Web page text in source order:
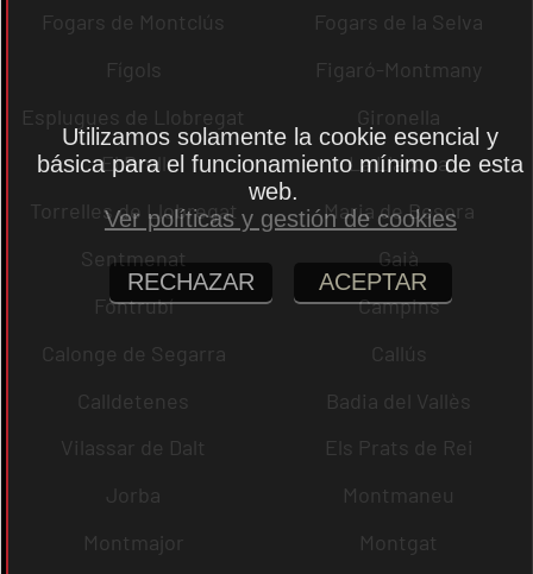
Fogars de Montclús
Fogars de la Selva
Fígols
Figaró-Montmany
Esplugues de Llobregat
Gironella
El Brull
La Llacuna
Torrelles de Llobregat
Maria de Besora
Sentmenat
Gaià
Fontrubí
Campins
Calonge de Segarra
Callús
Calldetenes
Badia del Vallès
Vilassar de Dalt
Els Prats de Rei
Jorba
Montmaneu
Montmajor
Montgat
Utilizamos solamente la cookie esencial y
básica para el funcionamiento mínimo de esta
web.
Ver políticas y gestión de cookies
RECHAZAR ACEPTAR